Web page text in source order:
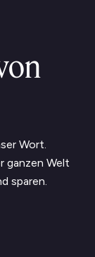
Wort.
ganzen Welt
sparen.